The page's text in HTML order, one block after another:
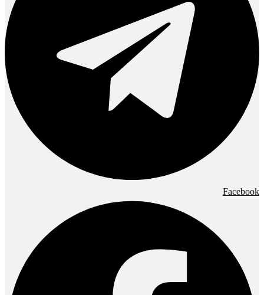
Facebook